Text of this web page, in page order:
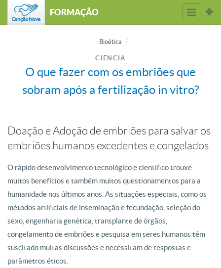
FORMAÇÃO
Bioética
CIÊNCIA
O que fazer com os embriões que
sobram após a fertilização in vitro?
Doação e Adoção de embriões para salvar os
embriões humanos excedentes e congelados
O rápido desenvolvimento tecnológico e científico trouxe
muitos benefícios e também muitos questionamentos para a
humanidade nos últimos anos. As situações especiais, como os
métodos artificiais de inseminação e fecundação, seleção do
sexo, engenharia genética, transplante de órgãos,
congelamento de embriões e pesquisa em seres humanos têm
suscitado muitas discussões e necessitam de respostas e
parâmetros éticos.